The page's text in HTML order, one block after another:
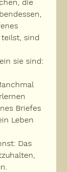
die
sind
sie sind:
Briefes
Leben
Das